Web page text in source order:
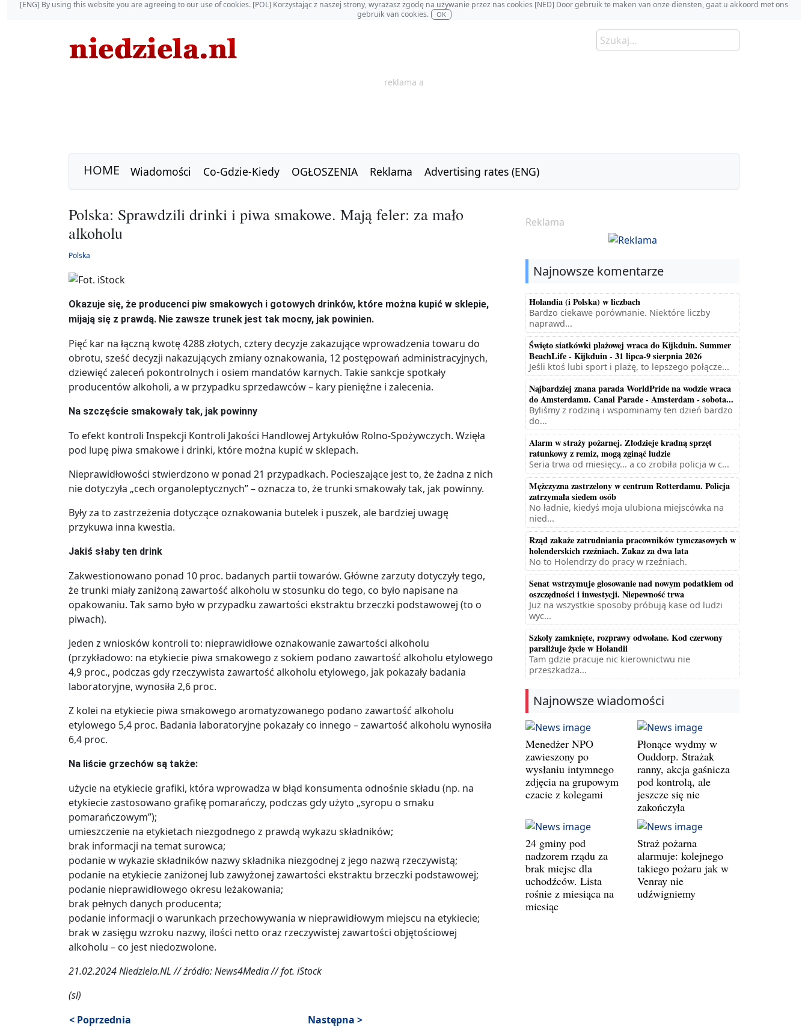
[ENG] By using this website you are agreeing to our use of cookies. [POL] Korzystając z naszej strony, wyrażasz zgodę na używanie przez nas cookies [NED] Door gebruik te maken van onze diensten, gaat u akkoord met ons
gebruik van cookies.
OK
reklama a
HOME Wiadomości Co-Gdzie-Kiedy OGŁOSZENIA Reklama Advertising rates (ENG)
Polska: Sprawdzili drinki i piwa smakowe. Mają feler: za mało
alkoholu
Polska
Okazuje się, że producenci piw smakowych i gotowych drinków, które można kupić w sklepie,
mijają się z prawdą. Nie zawsze trunek jest tak mocny, jak powinien.
Pięć kar na łączną kwotę 4288 złotych, cztery decyzje zakazujące wprowadzenia towaru do
obrotu, sześć decyzji nakazujących zmiany oznakowania, 12 postępowań administracyjnych,
dziewięć zaleceń pokontrolnych i osiem mandatów karnych. Takie sankcje spotkały
producentów alkoholi, a w przypadku sprzedawców – kary pieniężne i zalecenia.
Na szczęście smakowały tak, jak powinny
To efekt kontroli Inspekcji Kontroli Jakości Handlowej Artykułów Rolno-Spożywczych. Wzięła
pod lupę piwa smakowe i drinki, które można kupić w sklepach.
Nieprawidłowości stwierdzono w ponad 21 przypadkach. Pocieszające jest to, że żadna z nich
nie dotyczyła „cech organoleptycznych” – oznacza to, że trunki smakowały tak, jak powinny.
Były za to zastrzeżenia dotyczące oznakowania butelek i puszek, ale bardziej uwagę
przykuwa inna kwestia.
Jakiś słaby ten drink
Zakwestionowano ponad 10 proc. badanych partii towarów. Główne zarzuty dotyczyły tego,
że trunki miały zaniżoną zawartość alkoholu w stosunku do tego, co było napisane na
opakowaniu. Tak samo było w przypadku zawartości ekstraktu brzeczki podstawowej (to o
piwach).
Jeden z wniosków kontroli to: nieprawidłowe oznakowanie zawartości alkoholu
(przykładowo: na etykiecie piwa smakowego z sokiem podano zawartość alkoholu etylowego
4,9 proc., podczas gdy rzeczywista zawartość alkoholu etylowego, jak pokazały badania
laboratoryjne, wynosiła 2,6 proc.
Z kolei na etykiecie piwa smakowego aromatyzowanego podano zawartość alkoholu
etylowego 5,4 proc. Badania laboratoryjne pokazały co innego – zawartość alkoholu wynosiła
6,4 proc.
Na liście grzechów są także:
użycie na etykiecie grafiki, która wprowadza w błąd konsumenta odnośnie składu (np. na
etykiecie zastosowano grafikę pomarańczy, podczas gdy użyto „syropu o smaku
pomarańczowym”);
umieszczenie na etykietach niezgodnego z prawdą wykazu składników;
brak informacji na temat surowca;
podanie w wykazie składników nazwy składnika niezgodnej z jego nazwą rzeczywistą;
podanie na etykiecie zaniżonej lub zawyżonej zawartości ekstraktu brzeczki podstawowej;
podanie nieprawidłowego okresu leżakowania;
brak pełnych danych producenta;
podanie informacji o warunkach przechowywania w nieprawidłowym miejscu na etykiecie;
brak w zasięgu wzroku nazwy, ilości netto oraz rzeczywistej zawartości objętościowej
alkoholu – co jest niedozwolone.
21.02.2024 Niedziela.NL // źródło: News4Media // fot. iStock
(sl)
< Poprzednia
Następna >
Reklama
Najnowsze komentarze
Holandia (i Polska) w liczbach
Bardzo ciekawe porównanie. Niektóre liczby
naprawd...
Święto siatkówki plażowej wraca do Kijkduin. Summer
BeachLife - Kijkduin - 31 lipca-9 sierpnia 2026
Jeśli ktoś lubi sport i plażę, to lepszego połącze...
Najbardziej znana parada WorldPride na wodzie wraca
do Amsterdamu. Canal Parade - Amsterdam - sobota...
Byliśmy z rodziną i wspominamy ten dzień bardzo
do...
Alarm w straży pożarnej. Złodzieje kradną sprzęt
ratunkowy z remiz, mogą zginąć ludzie
Seria trwa od miesięcy... a co zrobiła policja w c...
Mężczyzna zastrzelony w centrum Rotterdamu. Policja
zatrzymała siedem osób
No ładnie, kiedyś moja ulubiona miejscówka na
nied...
Rząd zakaże zatrudniania pracowników tymczasowych w
holenderskich rzeźniach. Zakaz za dwa lata
No to Holendrzy do pracy w rzeźniach.
Senat wstrzymuje głosowanie nad nowym podatkiem od
oszczędności i inwestycji. Niepewność trwa
Już na wszystkie sposoby próbują kase od ludzi
wyc...
Szkoły zamknięte, rozprawy odwołane. Kod czerwony
paraliżuje życie w Holandii
Tam gdzie pracuje nic kierownictwu nie
przeszkadza...
Najnowsze wiadomości
Menedżer NPO
zawieszony po
wysłaniu intymnego
zdjęcia na grupowym
czacie z kolegami
Płonące wydmy w
Ouddorp. Strażak
ranny, akcja gaśnicza
pod kontrolą, ale
jeszcze się nie
zakończyła
24 gminy pod
nadzorem rządu za
brak miejsc dla
uchodźców. Lista
rośnie z miesiąca na
miesiąc
Straż pożarna
alarmuje: kolejnego
takiego pożaru jak w
Venray nie
udźwigniemy